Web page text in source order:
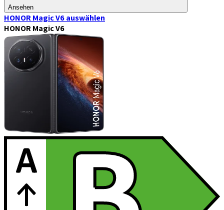
Ansehen
HONOR Magic V6auswählen
HONOR Magic V6